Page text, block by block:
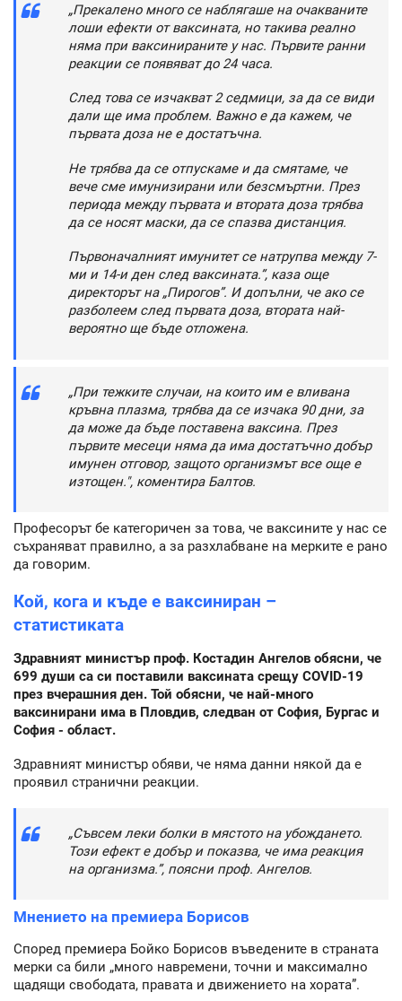
„Прекалено много се наблягаше на очакваните
лоши ефекти от ваксината, но такива реално
няма при ваксинираните у нас. Първите ранни
реакции се появяват до 24 часа.
След това се изчакват 2 седмици, за да се види
дали ще има проблем. Важно е да кажем, че
първата доза не е достатъчна.
Не трябва да се отпускаме и да смятаме, че
вече сме имунизирани или безсмъртни. През
периода между първата и втората доза трябва
да се носят маски, да се спазва дистанция.
Първоначалният имунитет се натрупва между 7-
ми и 14-и ден след ваксината.”, каза още
директорът на „Пирогов”. И допълни, че ако се
разболеем след първата доза, втората най-
вероятно ще бъде отложена.
„При тежките случаи, на които им е вливана
кръвна плазма, трябва да се изчака 90 дни, за
да може да бъде поставена ваксина. През
първите месеци няма да има достатъчно добър
имунен отговор, защото организмът все още е
изтощен.", коментира Балтов.
Професорът бе категоричен за това, че ваксините у нас се
съхраняват правилно, а за разхлабване на мерките е рано
да говорим.
Кой, кога и къде е ваксиниран –
статистиката
Здравният министър проф. Костадин Ангелов обясни, че
699 души са си поставили ваксината срещу COVID-19
през вчерашния ден. Той обясни, че най-много
ваксинирани има в Пловдив, следван от София, Бургас и
София - област.
Здравният министър обяви, че няма данни някой да е
проявил странични реакции.
„Съвсем леки болки в мястото на убождането.
Този ефект е добър и показва, че има реакция
на организма.”, поясни проф. Ангелов.
Мнението на премиера Борисов
Според премиера Бойко Борисов въведените в страната
мерки са били „много навремени, точни и максимално
щадящи свободата, правата и движението на хората”.